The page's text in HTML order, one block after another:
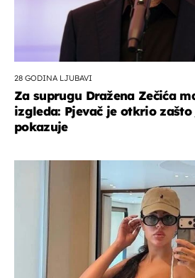
28 GODINA LJUBAVI
Za suprugu Dražena Zečića
izgleda: Pjevač je otkrio
pokazuje